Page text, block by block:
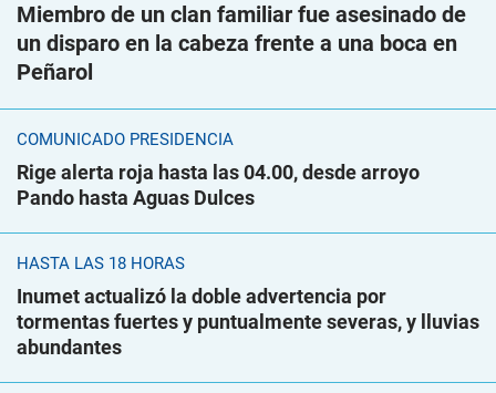
Miembro de un clan familiar fue asesinado de
un disparo en la cabeza frente a una boca en
Peñarol
COMUNICADO PRESIDENCIA
Rige alerta roja hasta las 04.00, desde arroyo
Pando hasta Aguas Dulces
HASTA LAS 18 HORAS
Inumet actualizó la doble advertencia por
tormentas fuertes y puntualmente severas, y lluvias
abundantes